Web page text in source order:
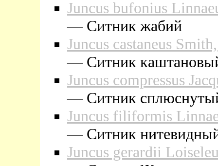
Juncus bufonius
— Cитник жабий
Juncus castaneus
— Cитник
Juncus compressus
— Cитник
Juncus filiformis
— Cитник
Juncus gerardii